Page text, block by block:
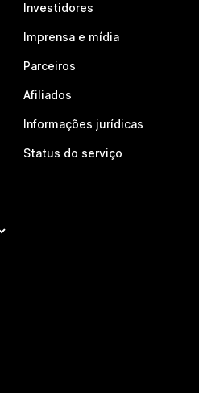
Investidores
Imprensa e mídia
Parceiros
Afiliados
Informações jurídicas
Status do serviço